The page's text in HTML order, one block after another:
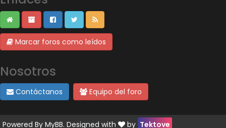
Marcar foros como leídos
Nosotros
Contáctanos Equipo del foro
Powered By MyBB. Designed with by Tektove